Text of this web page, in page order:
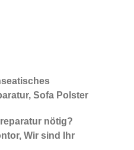
Sofa Polster
nötig?
Wir sind Ihr